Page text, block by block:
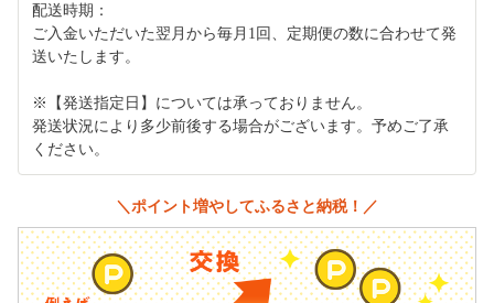
配送時期：
ご入金いただいた翌月から毎月1回、定期便の数に合わせて発
送いたします。
※【発送指定日】については承っておりません。
発送状況により多少前後する場合がございます。予めご了承
ください。
＼ポイント増やしてふるさと納税！／